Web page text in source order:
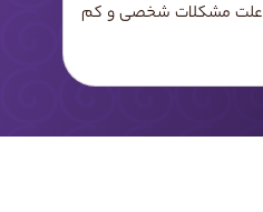
علت مشکلات شخصی و کم